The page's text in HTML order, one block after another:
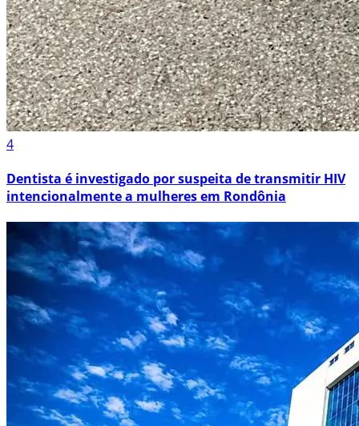
4
Dentista é investigado por suspeita de transmitir HIV
intencionalmente a mulheres em Rondônia